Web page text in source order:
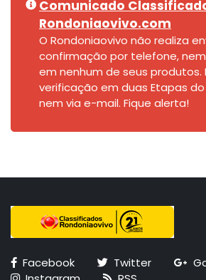
Comunicado
Rondoniaovivo.com
O Rondoniaovivo não realiza
confirmação por telefone,
em nenhum de seus produtos.
verificação em duas Etapas
nem via e-mail. Fique alerta!
Facebook Twitter